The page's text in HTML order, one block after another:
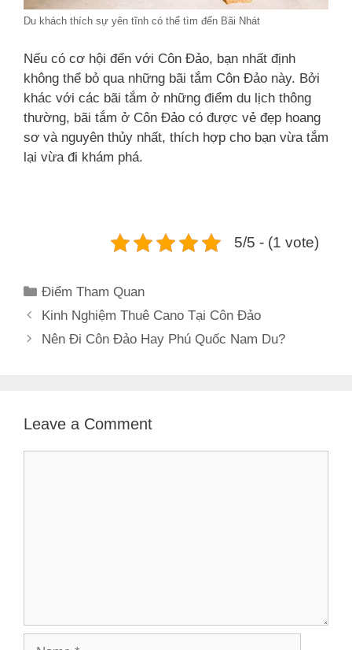
Du khách thích sự yên tĩnh có thể tìm đến Bãi Nhát
Nếu có cơ hội đến với Côn Đảo, bạn nhất định
không thể bỏ qua những bãi tắm Côn Đảo này. Bởi
khác với các bãi tắm ở những điểm du lịch thông
thường, bãi tắm ở Côn Đảo có được vẻ đẹp hoang
sơ và nguyên thủy nhất, thích hợp cho bạn vừa tắm
lại vừa đi khám phá.
5/5 - (1 vote)
Categories
Điểm Tham Quan
Kinh Nghiệm Thuê Cano Tại Côn Đảo
Nên Đi Côn Đảo Hay Phú Quốc Nam Du?
Leave a Comment